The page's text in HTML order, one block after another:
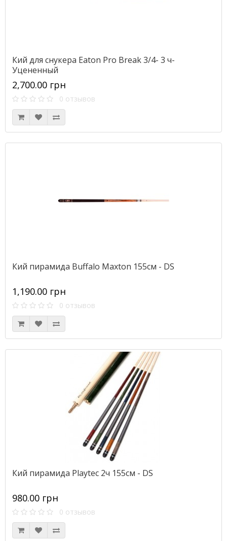
Кий для снукера Eaton Pro Break 3/4- 3 ч-
Уцененный
2,700.00 грн
0 отзывов
Кий пирамида Buffalo Maxton 155см - DS
1,190.00 грн
0 отзывов
Кий пирамида Playtec 2ч 155см - DS
980.00 грн
0 отзывов